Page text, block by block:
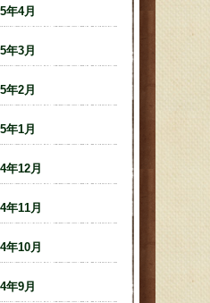
年4月
年3月
年2月
年1月
年12月
年11月
年10月
年9月